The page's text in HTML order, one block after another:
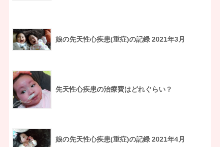
娘の先天性心疾患(重症)の記録 2021年3月
先天性心疾患の治療費はどれぐらい？
娘の先天性心疾患(重症)の記録 2021年4月